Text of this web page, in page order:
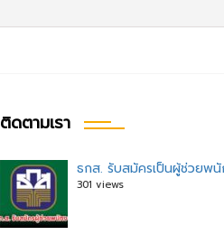
ติดตามเรา
ธกส. รับสมัครเป็นผู้ช่วยพ
301 views